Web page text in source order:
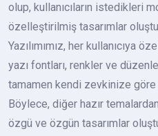
olup, kullanıcıların istedikleri
özelleştirilmiş tasarımlar
Yazılımımız, her kullanıcıya
yazı fontları, renkler ve
tamamen kendi zevkinize
Böylece, diğer hazır
özgü ve özgün tasarımlar